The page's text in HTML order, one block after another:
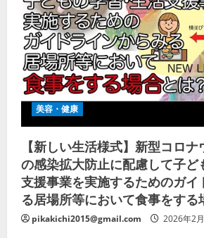
美容・健康
【新しい生活様式】新型コロ
の感染拡大防止に配慮して子ど
支援事業を実施するためのガイ
る居場所等において食事をする
pikakichi2015@gmail.com 2026年2